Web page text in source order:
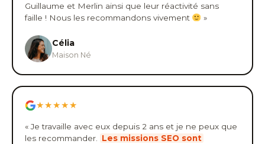
Guillaume et Merlin ainsi que leur réactivité sans
faille ! Nous les recommandons vivement
»
Célia
Maison Né
★★★★★
« Je travaille avec eux depuis 2 ans et je ne peux que
les recommander.
Les missions SEO sont